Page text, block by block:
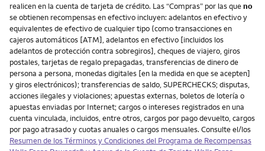
realicen en la cuenta de tarjeta de crédito. Las “Compras” por las queno
se obtienen recompensas en efectivo incluyen: adelantos en efectivo y
equivalentes de efectivo de cualquier tipo (como transacciones en
cajeros automáticos [ATM], adelantos en efectivo [incluidos los
adelantos de protección contra sobregiros], cheques de viajero, giros
postales, tarjetas de regalo prepagadas, transferencias de dinero de
persona a persona, monedas digitales [en la medida en que se acepten]
y giros electrónicos); transferencias de saldo, SUPERCHECKS; disputas,
acciones ilegales y violaciones; apuestas externas, boletos de lotería o
apuestas enviadas por Internet; cargos o intereses registrados en una
cuenta vinculada, incluidos, entre otros, cargos por pago devuelto, cargos
por pago atrasado y cuotas anuales o cargos mensuales. Consulte el/los
Resumen de los Términos y Condiciones del Programa de Recompensas